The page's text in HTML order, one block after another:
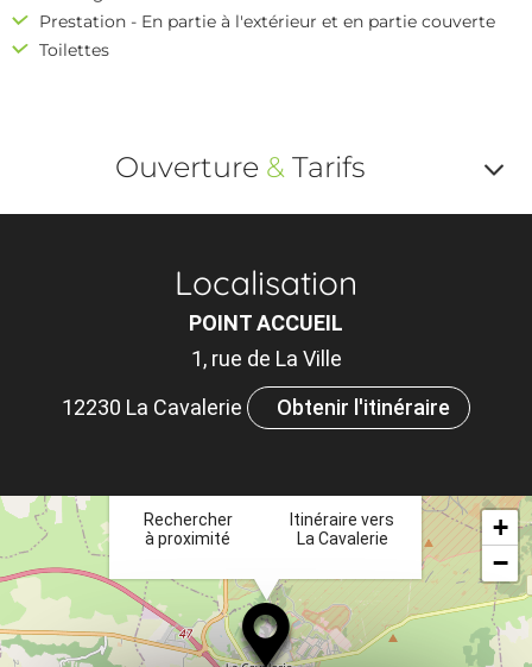
Prestation - En partie à l'extérieur et en partie couverte
Toilettes
Ouverture & Tarifs
Localisation
POINT ACCUEIL
1, rue de La Ville
12230 La Cavalerie
Obtenir l'itinéraire
Rechercher
à proximité
Itinéraire vers
La Cavalerie
+
−